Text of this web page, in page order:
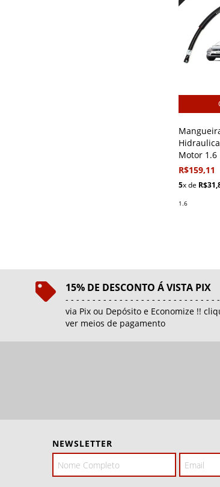
Motor 1.6
R$159,11
5x de
1.6
15% DE DESCONTO Á VISTA PIX
- - - - - - - - - - - - - - - - - - - - - - - - - - - -
via Pix ou Depósito e Economize !!
ver meios de pagamento
NEWSLETTER